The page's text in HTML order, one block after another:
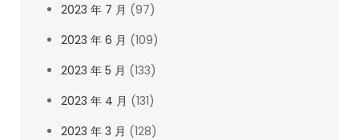
2023 年 7 月 (97)
2023 年 6 月 (109)
2023 年 5 月 (133)
2023 年 4 月 (131)
2023 年 3 月 (128)